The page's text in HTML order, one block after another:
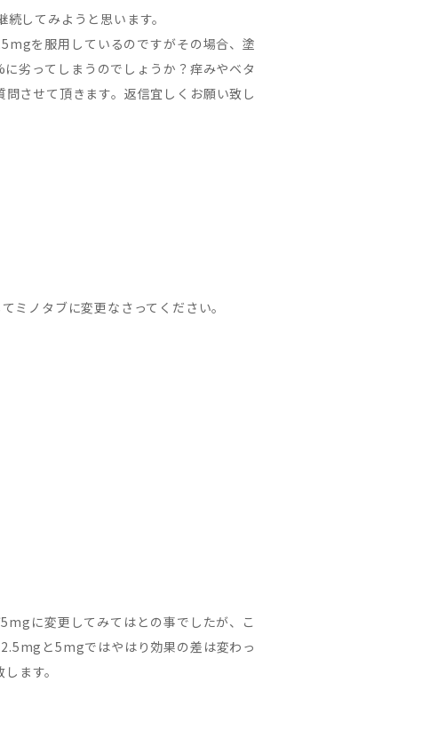
してみようと思います。
を服用しているのですがその場合、塗
劣ってしまうのでしょうか？痒みやベタ
させて頂きます。返信宜しくお願い致し
ノタブに変更なさってください。
に変更してみてはとの事でしたが、こ
と5mgではやはり効果の差は変わっ
ます。